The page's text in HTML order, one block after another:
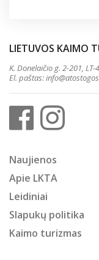
LIETUVOS KAIMO
K. Donelaičio g. 2-201, LT-
El. paštas:
Naujienos
Apie LKTA
Leidiniai
Slapukų politika
Kaimo turizmas